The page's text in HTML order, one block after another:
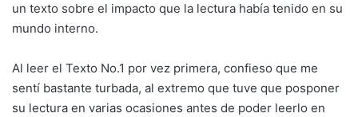
un texto sobre el impacto que la lectura había tenido en su
mundo interno.
Al leer el Texto No.1 por vez primera, confieso que me
sentí bastante turbada, al extremo que tuve que posponer
su lectura en varias ocasiones antes de poder leerlo en